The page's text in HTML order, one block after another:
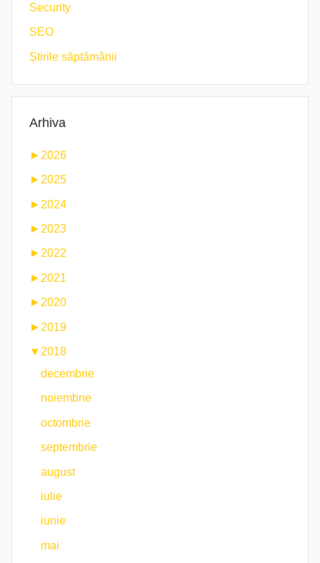
Security
SEO
Știrile săptămânii
Arhiva
► 2026
► 2025
► 2024
► 2023
►2022
► 2021
► 2020
► 2019
▼ 2018
decembrie
noiembrie
octombrie
septembrie
august
iulie
iunie
mai